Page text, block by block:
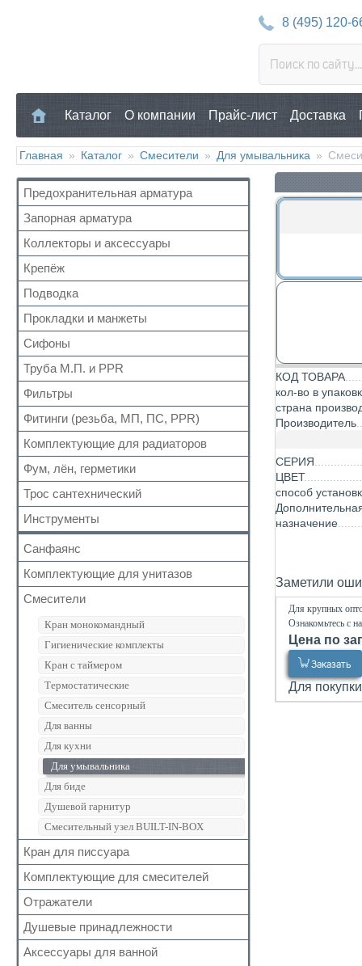
8 (495) 120-
Каталог О компании Прайс-лист Доставка
Главная » Каталог » Смесители » Для умывальника »
Предохранительная арматура
Воздухоотводчик
Клапан предохранительный
Манометр/Термометр
Обратный клапан
Поплавковый клапан
Регулятор давления
Кран Маевского
Группы безопасности
Запорная арматура
Кран шаровый для воды
Кран с американкой
Краны прочие
Краны для бытовой техники
Для радиаторов
Дачные краны
Кран шаровый для газа
Запчасти для кранов
Коллекторы и аксессуары
Аксессуары для коллекторов
Коллекторные группы
Коллекторы
Крепёж
Для труб
Для радиатора
Прочий
Подводка
Газ
Газ сильфон
Вода
Вода сильфон
Вода гигант
к смесителю
к смесителю сильфон
Медь
Шланги для стиральных и посудомоечных
машин
Прокладки и манжеты
Прокладки
Для радиаторов
Сальники
Манжеты для канализационных труб
Наборы
Сифоны
Выпуск
Донный клапан
Колено
Сифон
Обвязка для ванн
Трапы
Трубка
Гофра для сифона
Труба М.П. и PPR
Металлопластиковая
Полипропиленовая
Фильтры
Для обратного клапана
Косой
Прямой
Самопромывной
Другие
Фитинги (резьба, МП, ПС, PPR)
Резьбовые
Для МП труб
Для PPR труб
Для полотенцесушителей
Комплектующие для радиаторов
Наборы
Комплектующие
Краны Маевского
Кронштейны
Фум, лён, герметики
ФУМ
Нить
Лён
Паста, Герметик, Клей
Трос сантехнический
Инструменты
Санфаянс
Унитазы
Биде
Комплектующие для унитазов
Арматура бачка (комплект)
Сливная колонка
Кран для писсуара
Клапан бачка унитаза
Фановые трубы и манжеты
Крепеж
Система инсталяции
Сиденье для унитаза
Смесители
Кран монокомандный
Гигиенические комплекты
Кран с таймером
Термостатические
Смеситель сенсорный
Для ванны
Для кухни
Для умывальника
Для биде
Душевой гарнитур
Смесительный узел BUILT-IN-BOX
Кран для писсуара
Комплектующие для смесителей
Аэратор
Гусак (излив)
Дивертор
Отражатели
Душевые принадлежности
Душевая головка
Аксессуары для ванной
КОД ТОВАРА
кол-во в
страна
Производитель
СЕРИЯ
ЦВЕТ
способ
назначение
Заметили
Для крупных
Ознакомьтесь с
Цена по
Заказать
Для